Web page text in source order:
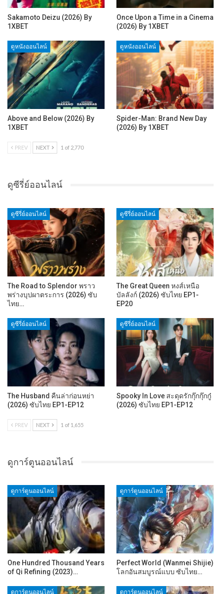
Sakamoto Deizu (2026) By
1XBET
Once Upon a Time in a Cinema
(2026) By 1XBET
ดูหนังออนไลน์
Above and Below (2026) By
1XBET
ดูหนังออนไลน์
Spider-Man: Brand New Day
(2026) By 1XBET
PREV NEXT 1 of 2,770
ดูซีรี่ย์ออนไลน์
ดูซีรี่ย์ออนไลน์
The Road to Splendor พราว
พร่างบุปผาตระการ (2026) ซับ
ไทย…
ดูซีรี่ย์ออนไลน์
The Great Queen หงส์เหนือ
บัลลังก์ (2026) ซับไทย EP1-
EP20
ดูซีรี่ย์ออนไลน์
The Husband คืนล่าก่อนหย่า
(2026) ซับไทย EP1-EP12
ดูซีรี่ย์ออนไลน์
Spooky In Love สะดุดรักกุ๊กกุ๊กกู๋
(2026) ซับไทย EP1-EP12
PREV NEXT 1 of 1,655
ดูการ์ตูนออนไลน์
ดูการ์ตูนออนไลน์
One Hundred Thousand Years
of Qi Refining (2023)…
ดูการ์ตูนออนไลน์
Perfect World (Wanmei Shijie)
โลกอันสมบูรณ์แบบ ซับไทย…
ดูการ์ตูนออนไลน์ ดูการ์ตูนออนไลน์